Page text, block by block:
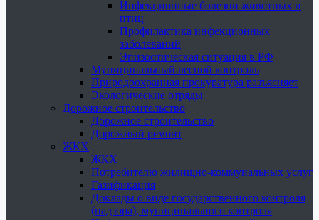
Инфекционные болезни животных и
птиц
Профилактика инфекционных
заболеваний
Эпизоотическая ситуация в РФ
Муниципальный лесной контроль
Природоохранная прокуратура разъясняет
Экологические отряды
Дорожное строительство
Дорожное строительство
Дорожный ремонт
ЖКХ
ЖКХ
Потребителю жилищно-коммунальных услуг
Газификация
Доклады о виде государственного контроля
(надзора), муниципального контроля